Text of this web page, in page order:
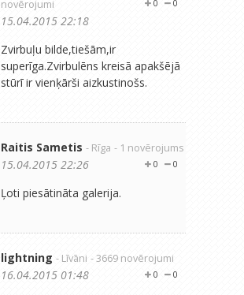
novērojumi
0
0
15.04.2015 22:18
Zvirbuļu bilde,tiešām,ir
superīga.Zvirbulēns kreisā apakšējā
stūrī ir vienķārši aizkustinošs.
Raitis Sametis - Rīga - 1 novērojums
0
0
15.04.2015 22:26
Ļoti piesātināta galerija.
lightning - Līvāni - 3669 novērojumi
0
0
16.04.2015 01:48